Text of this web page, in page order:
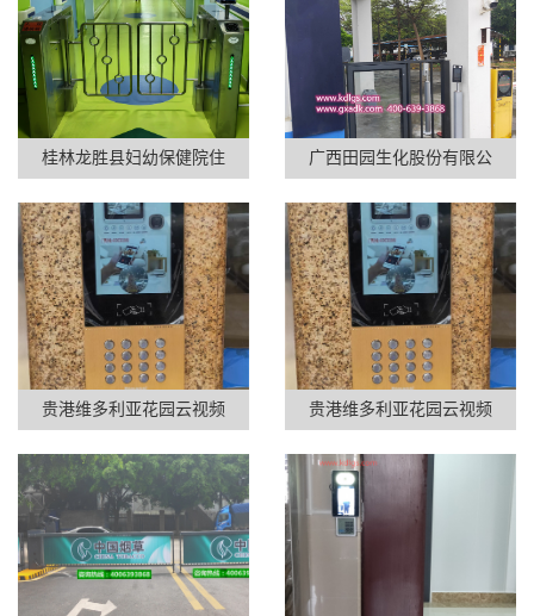
桂林龙胜县妇幼保健院住 广西田园生化股份有限公
贵港维多利亚花园云视频 贵港维多利亚花园云视频